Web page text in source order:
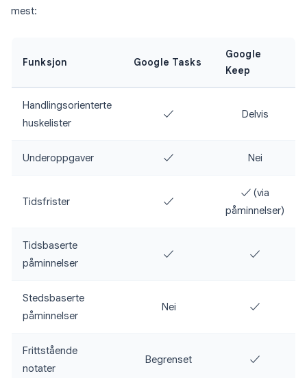
mest:
Funksjon Google Tasks
Google
Keep
Handlingsorienterte
huskelister
✓ Delvis
Underoppgaver ✓ Nei
Tidsfrister ✓
✓ (via
påminnelser)
Tidsbaserte
påminnelser
✓ ✓
Stedsbaserte
påminnelser
Nei ✓
Frittstående
notater
Begrenset ✓